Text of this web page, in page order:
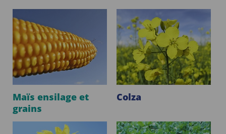
Maïs ensilage et
grains
Colza